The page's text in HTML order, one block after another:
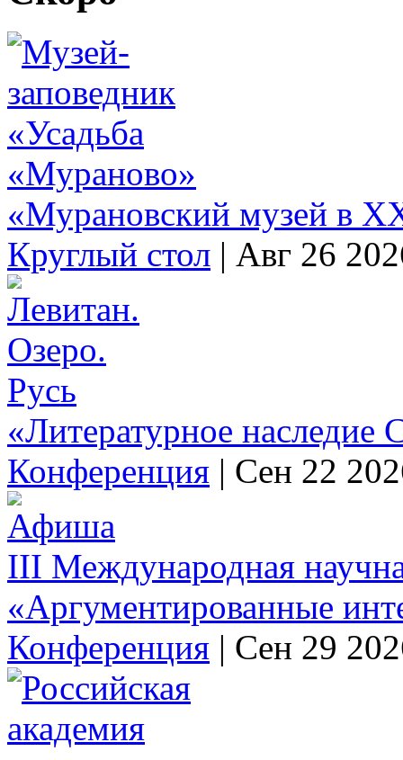
«Мурановский музей в
Круглый стол | Авг 26
«Литературное наследие
Конференция | Сен 22
III Международная
«Аргументированные
Конференция | Сен 29